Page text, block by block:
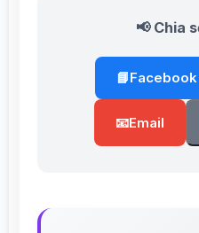
📢 Chia
📘Facebook
📧Email